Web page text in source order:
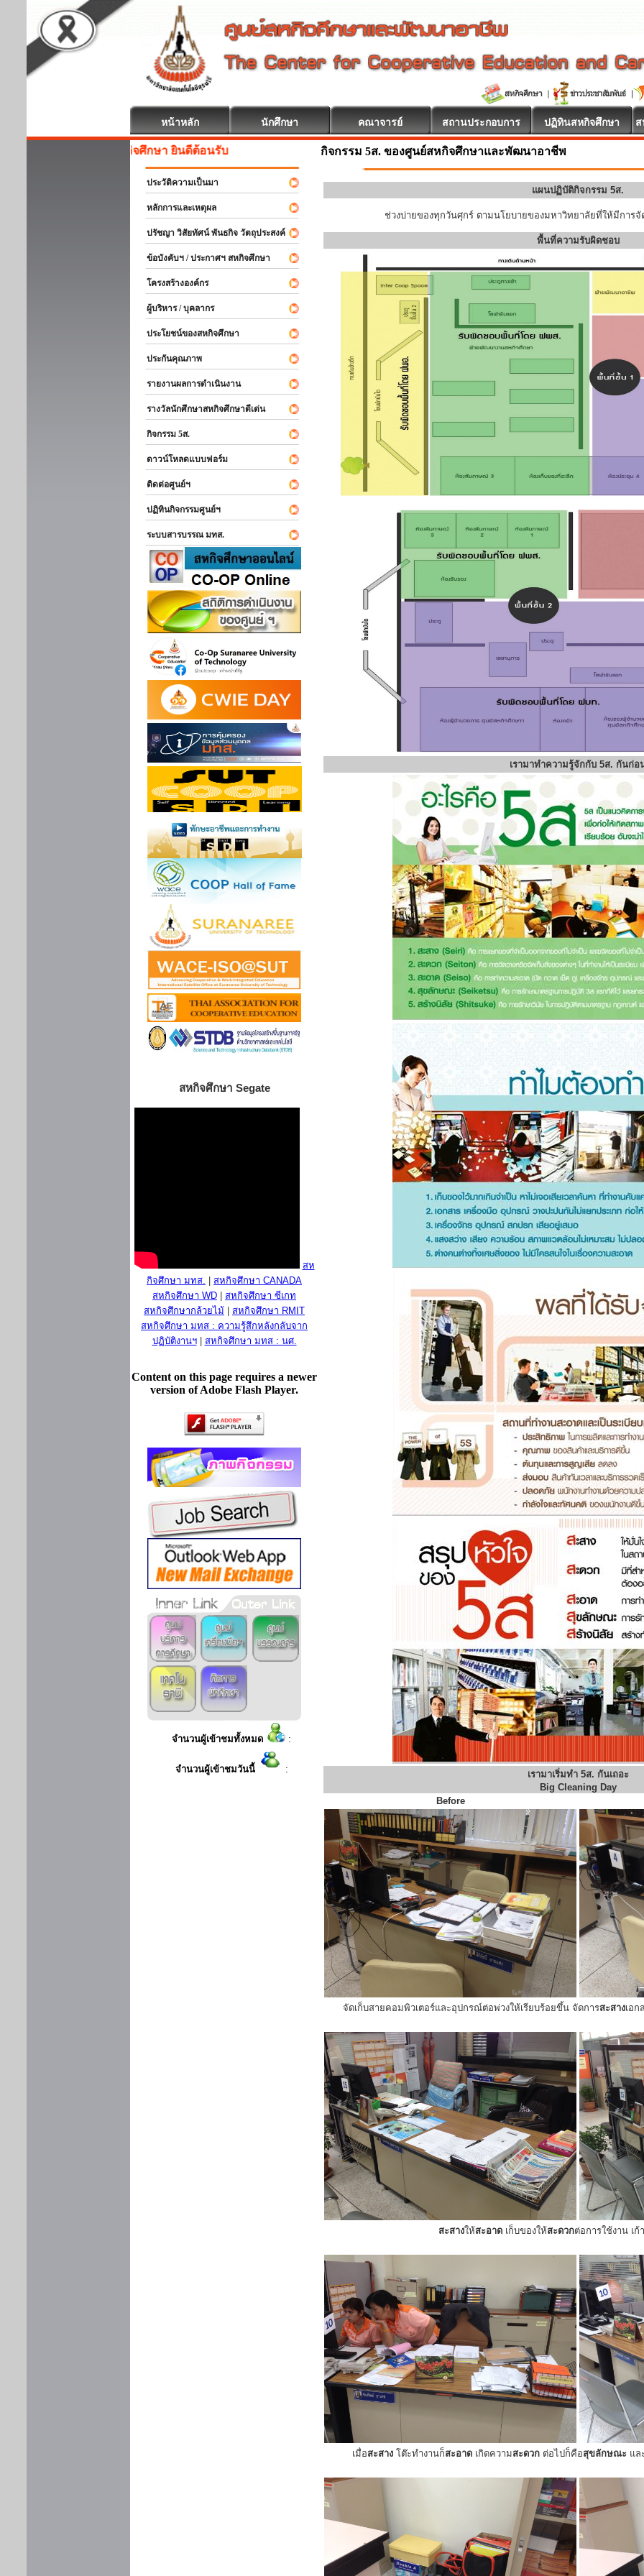
หน้าหลัก นักศึกษา คณาจารย์ สถานประกอบการ ปฏิทินสหกิจศึกษา
สหกิจศึกษา ยินดีต้อนรับ
ประวัติความเป็นมา
หลักการและเหตุผล
ปรัชญา วิสัยทัศน์ พันธกิจ วัตถุประสงค์
ข้อบังคับฯ / ประกาศฯ สหกิจศึกษา
โครงสร้างองค์กร
ผู้บริหาร / บุคลากร
ประโยชน์ของสหกิจศึกษา
ประกันคุณภาพ
รายงานผลการดำเนินงาน
รางวัลนักศึกษาสหกิจศึกษาดีเด่น
กิจกรรม 5ส.
ดาวน์โหลดแบบฟอร์ม
ติดต่อศูนย์ฯ
ปฏิทินกิจกรรมศูนย์ฯ
ระบบสารบรรณ มทส.
สหกิจศึกษา Segate
สห
กิจศึกษา มทส.
สหกิจศึกษา CANADA
สหกิจศึกษา WD
สหกิจศึกษา ซีเกท
สหกิจศึกษากล้วยไม้
สหกิจศึกษา RMIT
สหกิจศึกษา มทส : ความรู้สึกหลังกลับจาก
ปฏิบัติงานฯ| สหกิจศึกษา มทส : นศ.
Content on this page requires a newer
version of Adobe Flash Player.
จำนวนผู้เข้าชมทั้งหมด :
จำนวนผู้เข้าชมวันนี้ :
กิจกรรม 5ส. ของศูนย์สหกิจศึกษาและพัฒนาอาชีพ
แผนปฏิบัติกิจกรรม 5ส.
ช่วงบ่ายของทุกวันศุกร์ ตามนโยบายของมหาวิทยาลัยที่ให้มีการจั
พื้นที่ความรับผิดชอบ
เรามาทำความรู้จักกับ 5ส. กันก่อ
เรามาเริ่มทำ 5ส. กันเถอะ
Big Cleaning Day
Before
จัดเก็บสายคอมพิวเตอร์และอุปกรณ์ต่อพ่วงให้เรียบร้อยขึ้น จัดการสะสางเอก
สะสางให้สะอาดเก็บของให้สะดวกต่อการใช้งาน เก้
เมื่อสะสางโต๊ะทำงานก็สะอาดเกิดความสะดวกต่อไปก็คือสุขลักษณะ แล